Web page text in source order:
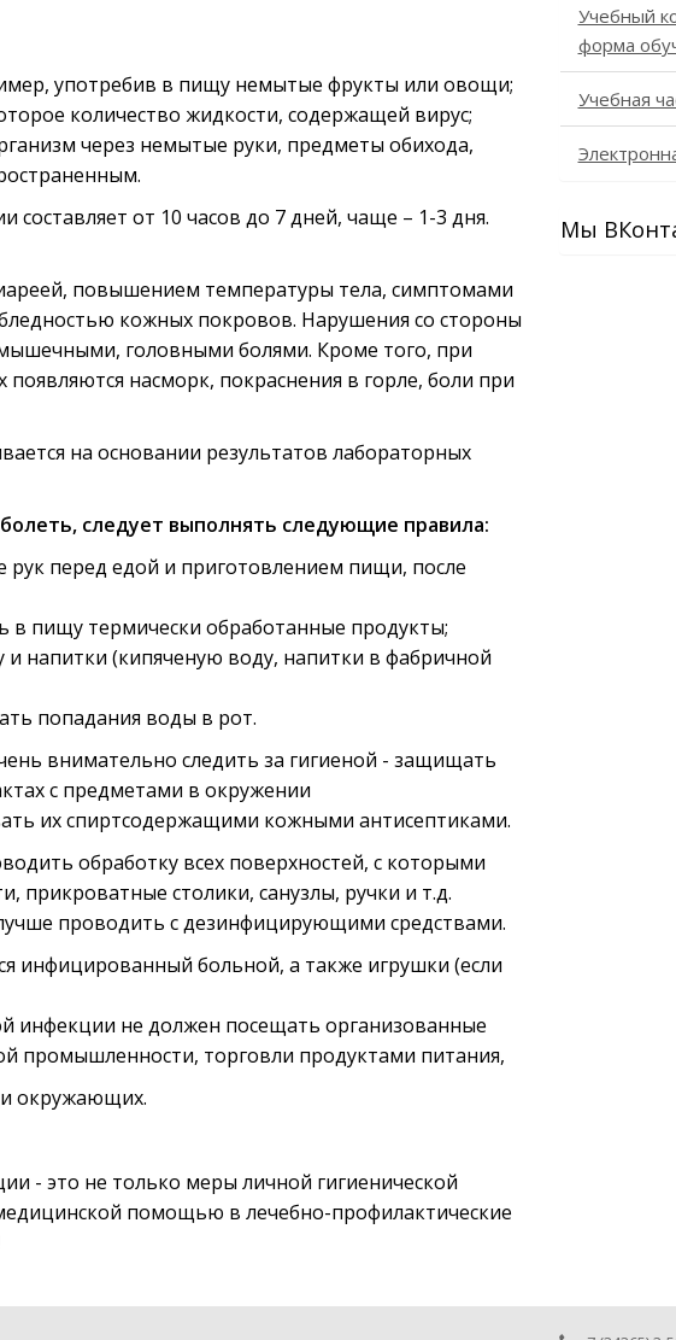
употребив в пищу немытые фрукты или овощи;
количество жидкости, содержащей вирус;
через немытые руки, предметы обихода,
от 10 часов до 7 дней, чаще – 1-3 дня.
повышением температуры тела, симптомами
кожных покровов. Нарушения со стороны
головными болями. Кроме того, при
насморк, покраснения в горле, боли при
на основании результатов лабораторных
следует выполнять следующие правила:
перед едой и приготовлением пищи, после
пищу термически обработанные продукты;
напитки (кипяченую воду, напитки в фабричной
попадания воды в рот.
внимательно следить за гигиеной - защищать
с предметами в окружении
их спиртсодержащими кожными антисептиками.
обработку всех поверхностей, с которыми
прикроватные столики, санузлы, ручки и т.д.
проводить с дезинфицирующими средствами.
инфицированный больной, а также игрушки (если
инфекции не должен посещать организованные
промышленности, торговли продуктами питания,
окружающих.
- это не только меры личной гигиенической
помощью в лечебно-профилактические
Учебный
форма
Учебная
Мы